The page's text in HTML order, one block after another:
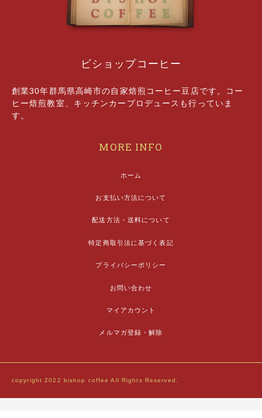
ビショップコーヒー
創業30年群馬県高崎市の自家焙煎コーヒー豆店です。コー
ヒー焙煎教室、キッチンカープロデュースも行っていま
す。
MORE INFO
ホーム
お支払い方法について
配送方法・送料について
特定商取引法に基づく表記
プライバシーポリシー
お問い合わせ
マイアカウント
メルマガ登録・解除
copyright 2022 bishop coffee All Rights Reserved.